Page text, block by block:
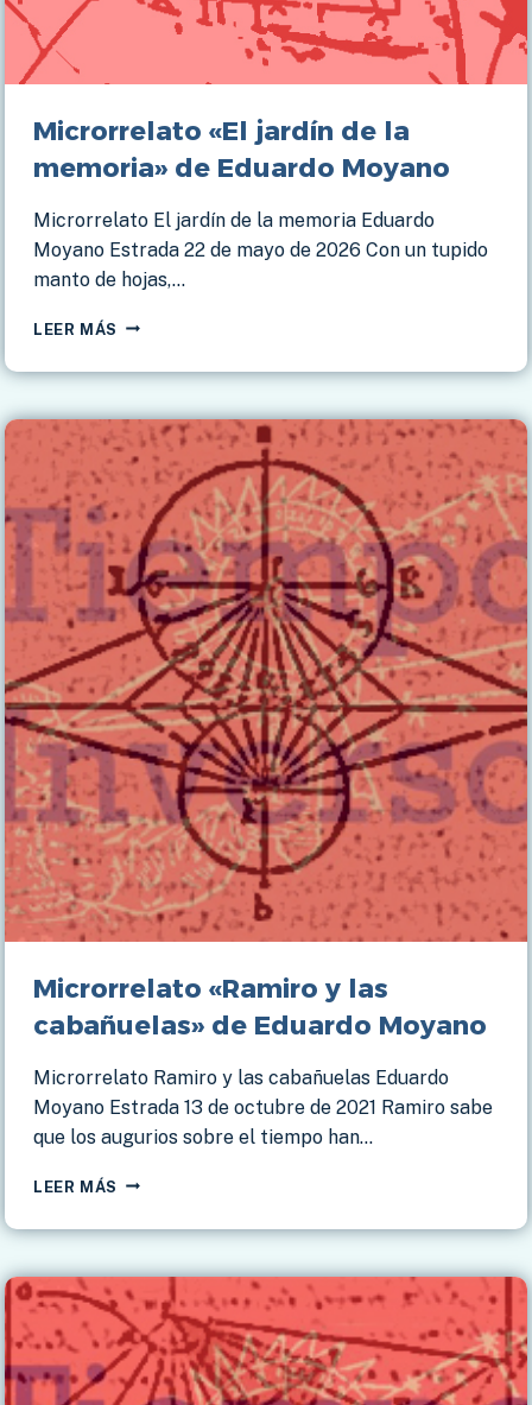
Microrrelato «El jardín de la
memoria» de Eduardo Moyano
Microrrelato El jardín de la memoria Eduardo
Moyano Estrada 22 de mayo de 2026 Con un tupido
manto de hojas,…
LEER MÁS MICRORRELATO
JARDÍN
LA
MEMORIA»
DE
EDUARDO
MOYANO
Microrrelato «Ramiro y las
cabañuelas» de Eduardo Moyano
Microrrelato Ramiro y las cabañuelas Eduardo
Moyano Estrada 13 de octubre de 2021 Ramiro sabe
que los augurios sobre el tiempo han…
LEER MÁS MICRORRELATO
Y
CABAÑUELAS»
DE
EDUARDO
MOYANO